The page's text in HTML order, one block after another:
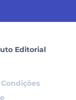
Editorial